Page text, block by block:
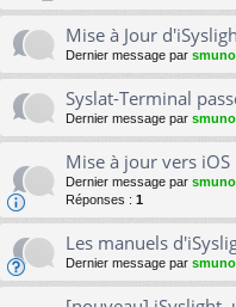
Mise à Jour
Dernier message par
Syslat-Terminal
Dernier message par
Mise à jour vers iOS
Dernier message par
Réponses : 1
Les manuels
Dernier message par